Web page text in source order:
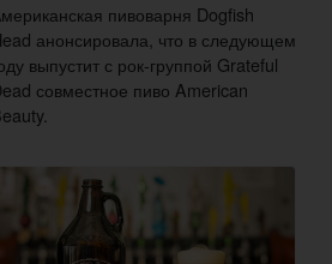
пивоварня Dogfish
анонсировала, что в следующем
выпустит с рок-группой Grateful
совместное пиво American